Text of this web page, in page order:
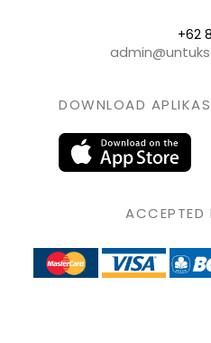
+62
DOWNLOAD
ACCEPTED